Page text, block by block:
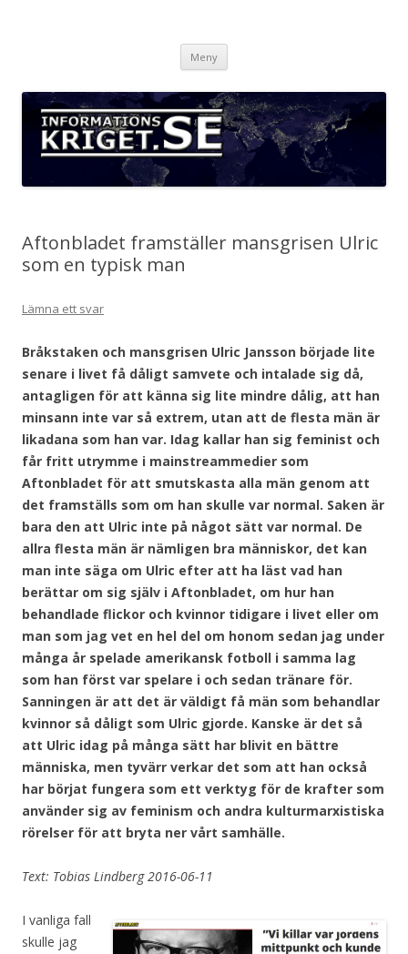
Meny
Aftonbladet framställer mansgrisen Ulric
som en typisk man
Lämna ett svar
Bråkstaken och mansgrisen Ulric Jansson började lite
senare i livet få dåligt samvete och intalade sig då,
antagligen för att känna sig lite mindre dålig, att han
minsann inte var så extrem, utan att de flesta män är
likadana som han var. Idag kallar han sig feminist och
får fritt utrymme i mainstreammedier som
Aftonbladet för att smutskasta alla män genom att
det framställs som om han skulle var normal. Saken är
bara den att Ulric inte på något sätt var normal. De
allra flesta män är nämligen bra människor, det kan
man inte säga om Ulric efter att ha läst vad han
berättar om sig själv i Aftonbladet, om hur han
behandlade flickor och kvinnor tidigare i livet eller om
man som jag vet en hel del om honom sedan jag under
många år spelade amerikansk fotboll i samma lag
som han först var spelare i och sedan tränare för.
Sanningen är att det är väldigt få män som behandlar
kvinnor så dåligt som Ulric gjorde. Kanske är det så
att Ulric idag på många sätt har blivit en bättre
människa, men tyvärr verkar det som att han också
har börjat fungera som ett verktyg för de krafter som
använder sig av feminism och andra kulturmarxistiska
rörelser för att bryta ner vårt samhälle.
Text: Tobias Lindberg 2016-06-11
I vanliga fall
skulle jag